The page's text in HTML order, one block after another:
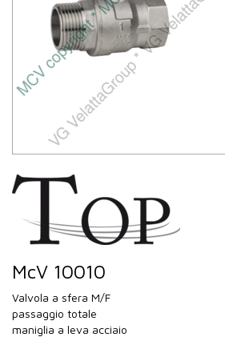
McV 10010
Valvola a sfera M/F
passaggio totale
maniglia a leva acciaio